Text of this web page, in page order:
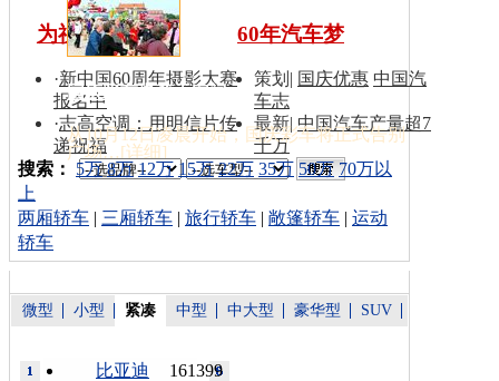
国庆彩车撤离天安门
从10月12日凌晨开始，国庆彩车将正式告别
广场…[详细 ]
为祖国同喝彩
·新中国60周年摄影大赛
报名中
·志高空调：用明信片传
递祝福
60年汽车梦
策划 | 国庆优惠 中国汽
车志
最新|中国汽车产量超7
千万
索：
搜索： 5万 8万 12万 15万 22万 35万 50万 70万以
上
两厢轿车 | 三厢轿车 | 旅行轿车 | 敞篷轿车 | 运动
轿车
微型 小型 紧凑 中型 中大型 豪华型 SUV
161399
比亚迪